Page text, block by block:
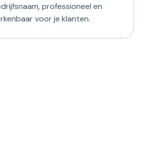
professioneel en
voor je klanten.